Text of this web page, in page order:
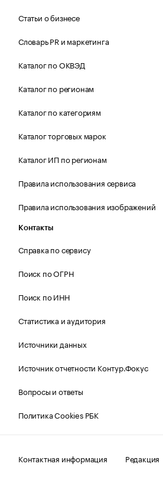
Статьи о бизнесе
Словарь PR и маркетинга
Каталог по ОКВЭД
Каталог по регионам
Каталог по категориям
Каталог торговых марок
Каталог ИП по регионам
Правила использования сервиса
Правила использования изображений
Контакты
Справка по сервису
Поиск по ОГРН
Поиск по ИНН
Статистика и аудитория
Источники данных
Источник отчетности Контур.Фокус
Вопросы и ответы
Политика Cookies РБК
Контактная информация
Редакция